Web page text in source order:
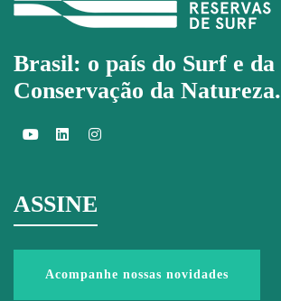
Brasil: o país do Surf e da
Conservação da Natureza.
ASSINE
Acompanhe nossas novidades